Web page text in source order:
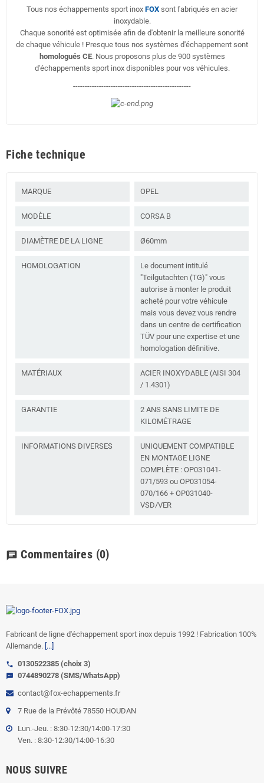
Tous nos échappements sport inox FOX sont fabriqués en acier
inoxydable.
Chaque sonorité est optimisée afin de d'obtenir la meilleure sonorité
de chaque véhicule ! Presque tous nos systèmes d'échappement sont
homologués CE. Nous proposons plus de 900 systèmes
d'échappements sport inox disponibles pour vos véhicules.
--------------------------------------------------
Fiche technique
MARQUE OPEL
MODÈLE CORSA B
DIAMÈTRE DE LA LIGNE Ø60mm
HOMOLOGATION
Le document intitulé
"Teilgutachten (TG)" vous
autorise à monter le produit
acheté pour votre véhicule
mais vous devez vous rendre
dans un centre de certification
TÜV pour une expertise et une
homologation définitive.
MATÉRIAUX
ACIER INOXYDABLE (AISI 304
/ 1.4301)
GARANTIE
2 ANS SANS LIMITE DE
KILOMÉTRAGE
INFORMATIONS DIVERSES
UNIQUEMENT COMPATIBLE
EN MONTAGE LIGNE
COMPLÈTE : OP031041-
071/593 ou OP031054-
070/166 + OP031040-
VSD/VER
chat Commentaires (0)
Fabricant de ligne d'échappement sport inox depuis 1992 ! Fabrication 100%
Allemande. [...]
call 0130522385 (choix 3)
sms
0744890278 (SMS/WhatsApp)
contact@fox-echappements.fr
7 Rue de la Prévôté 78550 HOUDAN
Lun.-Jeu. : 8:30-12:30/14:00-17:30
Ven. : 8:30-12:30/14:00-16:30
NOUS SUIVRE